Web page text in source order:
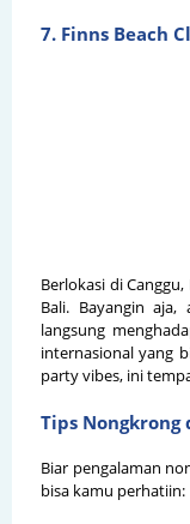
7. Finns Beach
Berlokasi di
Bali. Bayangin
langsung
internasional yang
party vibes, ini
Tips Nongkrong
Biar pengalaman
bisa kamu perhatiin: